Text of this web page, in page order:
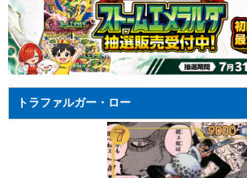
トラファルガー・ロー